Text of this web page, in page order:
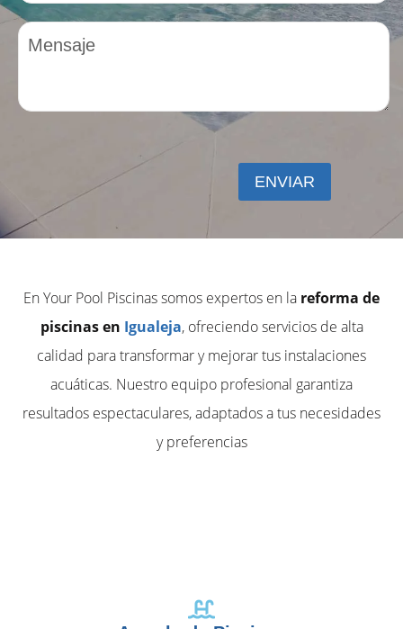
En Your Pool Piscinas somos expertos en la reforma de
piscinas en Igualeja, ofreciendo servicios de alta
calidad para transformar y mejorar tus instalaciones
acuáticas. Nuestro equipo profesional garantiza
resultados espectaculares, adaptados a tus necesidades
y preferencias